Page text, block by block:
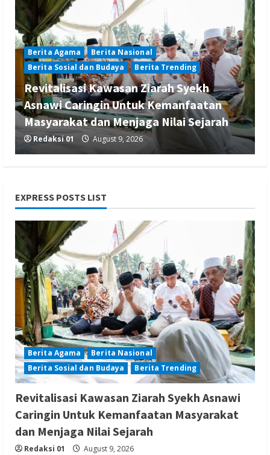
Berita Agama
Berita Nasional
Berita Sosial dan Budaya
Berita Trending
Revitalisasi Kawasan Ziarah Syekh
Asnawi Caringin Untuk Kemanfaatan
Masyarakat dan Menjaga Nilai Sejarah
Redaksi 01 August 9, 2026
Berita Ekonomi dan Bisnis
Berita Nasional
Berita Trending
PT Alhadi Lampung Berjaya Rayakan
Anniversary 1 Tahun
Redaksi 01 August 9, 2026
Berita Nasional Berita Olahraga Berita TNI/POLRI
Ketua IESPA Ibnu Riza Apresiasi Kapolri
Cup 2026: Wadah Luar Biasa, dari Polres
hingga Panggung Nasional
EXPRESS POSTS LIST
Berita Agama
Berita Nasional
Berita Sosial dan Budaya
Berita Trending
Revitalisasi Kawasan Ziarah Syekh Asnawi
Caringin Untuk Kemanfaatan Masyarakat
dan Menjaga Nilai Sejarah
Redaksi 01 August 9, 2026